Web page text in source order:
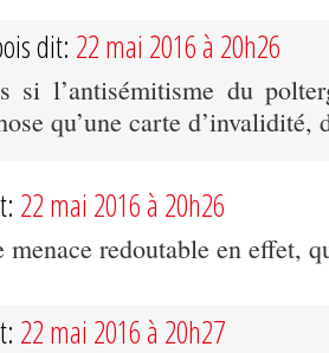
dit: 22 mai 2016 à 20h26
si l’antisémitisme du
qu’une carte d’invalidité,
22 mai 2016 à 20h26
menace redoutable en effet,
22 mai 2016 à 20h27